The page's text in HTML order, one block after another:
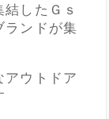
したＧｓ
ランドが集
アウトドア